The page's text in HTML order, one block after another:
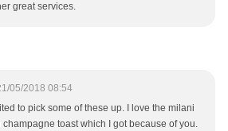
great services.
05/2018 08:54
to pick some of these up. I love the milani
toast which I got because of you.